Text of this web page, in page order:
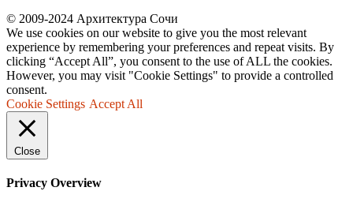
© 2009-2024 Архитектура Сочи
We use cookies on our website to give you the most relevant
experience by remembering your preferences and repeat visits. By
clicking “Accept All”, you consent to the use of ALL the cookies.
However, you may visit "Cookie Settings" to provide a controlled
consent.
Cookie Settings Accept All
Close
Privacy Overview